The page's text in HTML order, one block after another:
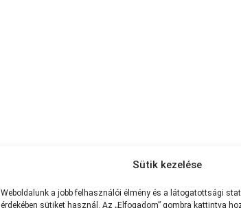
Sütik kezelése
Weboldalunk a jobb felhasználói élmény és a látogatottsági
érdekében sütiket használ. Az „Elfogadom” gombra kattintva